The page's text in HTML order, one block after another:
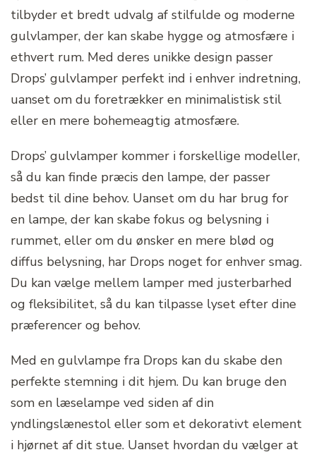
tilbyder et bredt udvalg af stilfulde og moderne
gulvlamper, der kan skabe hygge og atmosfære i
ethvert rum. Med deres unikke design passer
Drops’ gulvlamper perfekt ind i enhver indretning,
uanset om du foretrækker en minimalistisk stil
eller en mere bohemeagtig atmosfære.
Drops’ gulvlamper kommer i forskellige modeller,
så du kan finde præcis den lampe, der passer
bedst til dine behov. Uanset om du har brug for
en lampe, der kan skabe fokus og belysning i
rummet, eller om du ønsker en mere blød og
diffus belysning, har Drops noget for enhver smag.
Du kan vælge mellem lamper med justerbarhed
og fleksibilitet, så du kan tilpasse lyset efter dine
præferencer og behov.
Med en gulvlampe fra Drops kan du skabe den
perfekte stemning i dit hjem. Du kan bruge den
som en læselampe ved siden af din
yndlingslænestol eller som et dekorativt element
i hjørnet af dit stue. Uanset hvordan du vælger at